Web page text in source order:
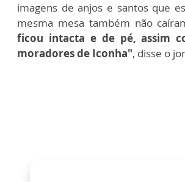
imagens de anjos e santos que
mesma mesa também não
ficou intacta e de pé, assim
moradores de Iconha", disse o